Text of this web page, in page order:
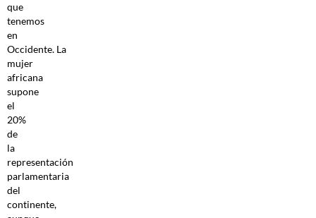
que
tenemos
en
Occidente. La
mujer
africana
supone
el
20%
de
la
representación
parlamentaria
del
continente,